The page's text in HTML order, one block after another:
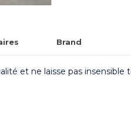
Brand
et ne laisse pas